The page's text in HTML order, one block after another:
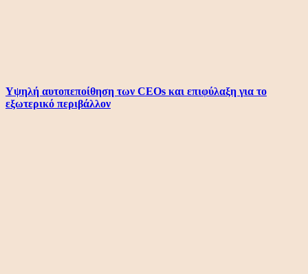
Υψηλή αυτοπεποίθηση των CEOs και επιφύλαξη για το
εξωτερικό περιβάλλον